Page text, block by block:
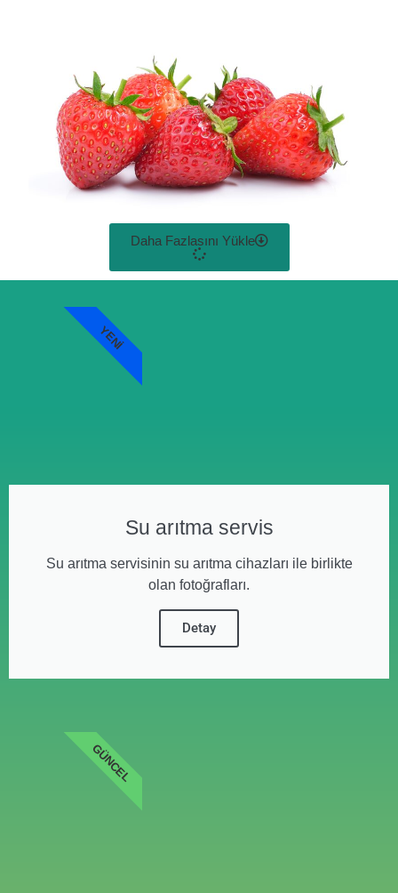
Daha Fazlasını Yükle
Su arıtma servis
Su arıtma servisinin su arıtma cihazları ile birlikte
olan fotoğrafları.
Detay
YENI
GÜNCEL